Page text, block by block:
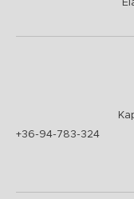
+36-94-783-324